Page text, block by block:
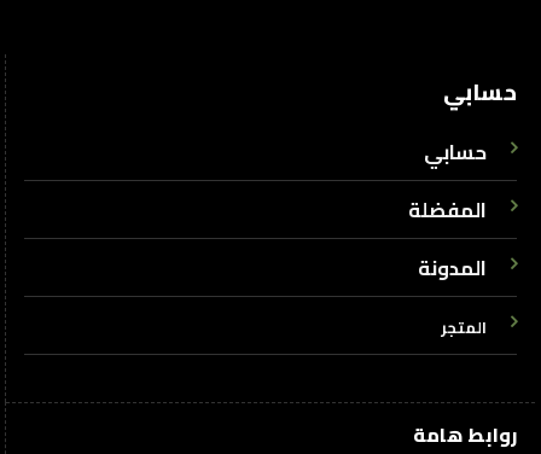
حسابي
حسابي
المفضلة
المدونة
المتجر
روابط هامة